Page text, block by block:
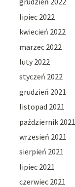
lipiec 2022
kwiecień 2022
marzec 2022
luty 2022
styczeń 2022
grudzień 2021
listopad 2021
październik 2021
wrzesień 2021
sierpień 2021
lipiec 2021
czerwiec 2021